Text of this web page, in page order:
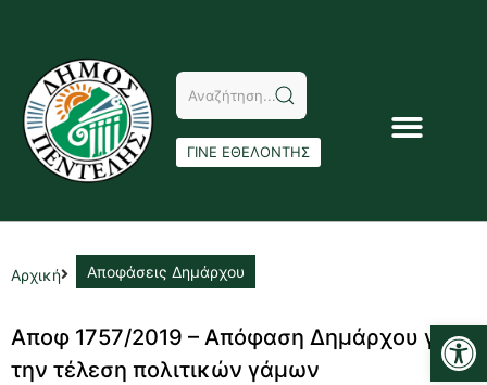
ΓΙΝΕ ΕΘΕΛΟΝΤΗΣ
Αρχική Αποφάσεις Δημάρχου
Αποφ 1757/2019 – Aπόφαση Δημάρχου για
την τέλεση πολιτικών γάμων